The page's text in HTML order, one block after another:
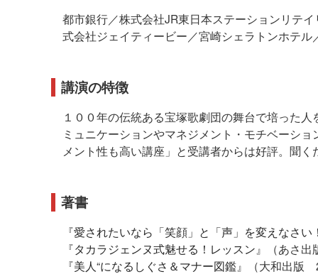
都市銀行／株式会社JR東日本ステーションリテ
式会社ジェイティービー／宮崎シェラトンホテ
講演の特徴
１００年の伝統ある宝塚歌劇団の舞台で培った
ミュニケーションやマネジメント・モチベーシ
メント性も高い講座」と受講者からは好評。聞
著書
『愛されたいなら「笑顔」と「声」を変えなさい
『タカラジェンヌ式魅せる！レッスン 』（あさ
『美人“になるしぐさ＆マナー図鑑』（大和出版